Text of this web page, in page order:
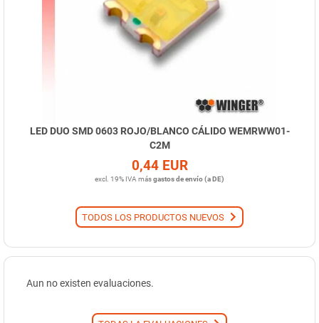
LED DUO SMD 0603 ROJO/BLANCO CÁLIDO WEMRWW01-
C2M
0,44 EUR
excl. 19% IVA másgastos de envío (a DE)
TODOS LOS PRODUCTOS NUEVOS
Aun no existen evaluaciones.